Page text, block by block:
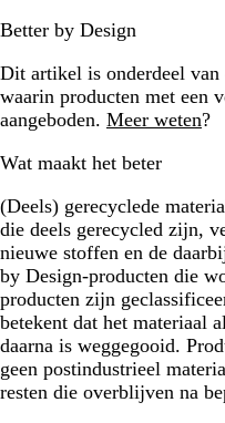
Better by Design
Dit artikel is onderdeel
waarin producten met een
aangeboden. Meer weten?
Wat maakt het beter
(Deels) gerecyclede
die deels gerecycled zijn,
nieuwe stoffen en de
by Design-producten die
producten zijn
betekent dat het materiaal
daarna is weggegooid.
geen postindustrieel
resten die overblijven na